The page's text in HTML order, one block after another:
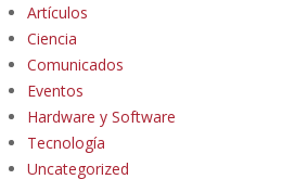
Artículos
Ciencia
Comunicados
Eventos
Hardware y Software
Tecnología
Uncategorized